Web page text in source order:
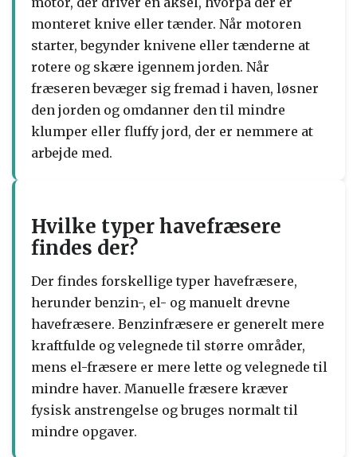
monteret knive eller tænder. Når motoren
starter, begynder knivene eller tænderne at
rotere og skære igennem jorden. Når
fræseren bevæger sig fremad i haven, løsner
den jorden og omdanner den til mindre
klumper eller fluffy jord, der er nemmere at
arbejde med.
Hvilke typer havefræsere
findes der?
Der findes forskellige typer havefræsere,
herunder benzin-, el- og manuelt drevne
havefræsere. Benzinfræsere er generelt mere
kraftfulde og velegnede til større områder,
mens el-fræsere er mere lette og velegnede til
mindre haver. Manuelle fræsere kræver
fysisk anstrengelse og bruges normalt til
mindre opgaver.